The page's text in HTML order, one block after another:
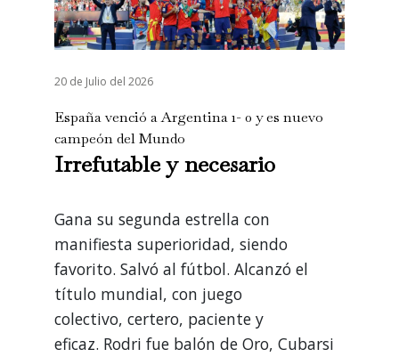
20 de Julio del 2026
España venció a Argentina 1- 0 y es nuevo
campeón del Mundo
Irrefutable y necesario
Gana su segunda estrella con
manifiesta superioridad, siendo
favorito. Salvó al fútbol. Alcanzó el
título mundial, con juego
colectivo, certero, paciente y
eficaz. Rodri fue balón de Oro, Cubarsi